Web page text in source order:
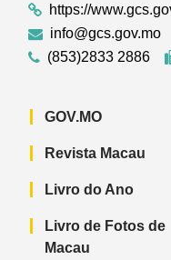
https://
info@gcs.gov.mo
(853)2833 2886
GOV.MO
Revista Macau
Livro do Ano
Livro de Fotos de
Macau